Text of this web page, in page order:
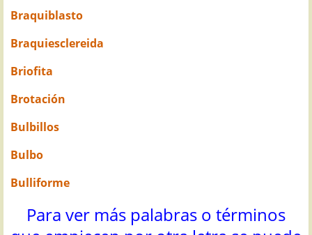
Braquiblasto
Braquiesclereida
Briofita
Brotación
Bulbillos
Bulbo
Bulliforme
Para ver más palabras o términos